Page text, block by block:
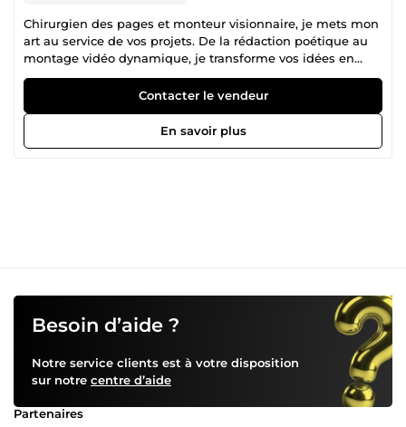
Chirurgien des pages et monteur visionnaire, je mets mon
art au service de vos projets. De la rédaction poétique au
montage vidéo dynamique, je transforme vos idées en
œuvres d'impact. Ma plume et mes logiciels ne travaillent
que pour une chose : l'excellence de votre rendu.
Contacter le vendeur
En savoir plus
Besoin d’aide ?
Notre service clients est à votre disposition
sur notre centre d’aide
Partenaires